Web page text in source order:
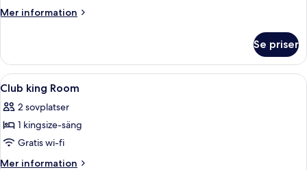
Mer information
Mer
Se priser
Öppna
alla
foton
för
Club
king
Sängtillbehör av högsta kvalitet och
2
Club king Room
2 sovplatser
1 kingsize-säng
Gratis wi-fi
Mer information
Mer